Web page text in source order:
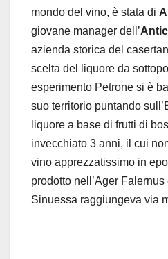
mondo del vino, è stata di
giovane manager dell’
azienda storica del
scelta del liquore da
esperimento Petrone si è
suo territorio puntando
liquore a base di frutti di
invecchiato 3 anni, il cui
vino apprezzatissimo in
prodotto nell’Ager
Sinuessa raggiungeva via